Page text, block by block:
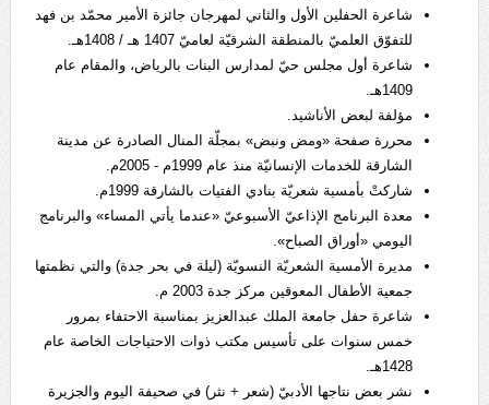
شاعرة الحفلين الأول والثاني لمهرجان جائزة الأمير محمّد بن فهد
للتفوّق العلميّ بالمنطقة الشرقيّة لعاميّ 1407 هـ / 1408هـ.
شاعرة أول مجلس حيّ لمدارس البنات بالرياض، والمقام عام
1409هـ.
مؤلفة لبعض الأناشيد.
محررة صفحة «ومض ونبض» بمجلّة المنال الصادرة عن مدينة
الشارقة للخدمات الإنسانيّة منذ عام 1999م - 2005م.
شاركتْ بأمسية شعريّة بنادي الفتيات بالشارقة 1999م.
معدة البرنامج الإذاعيّ الأسبوعيّ «عندما يأتي المساء» والبرنامج
اليومي «أوراق الصباح».
مديرة الأمسية الشعريّة النسويّة (ليلة في بحر جدة) والتي نظمتها
جمعية الأطفال المعوقين مركز جدة 2003 م.
شاعرة حفل جامعة الملك عبدالعزيز بمناسبة الاحتفاء بمرور
خمس سنوات على تأسيس مكتب ذوات الاحتياجات الخاصة عام
1428هـ.
نشر بعض نتاجها الأدبيّ (شعر + نثر) في صحيفة اليوم والجزيرة